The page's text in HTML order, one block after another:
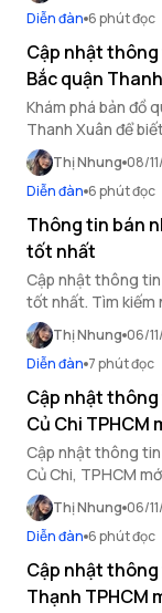
Diễn đàn 6 phút đọc
Cập nhật
Bắc quận
Khám phá bản đồ
Thanh Xuân để
và tiện ích trong
Thị Nhung 08/
Diễn đàn 6 phút đọc
Thông tin bán
tốt nhất
Cập nhật thông tin
tốt nhất. Tìm kiếm
TPHCM. Xem
Thị Nhung 06/
Diễn đàn 7 phút đọc
Cập nhật thông
Củ Chi TPHCM
Cập nhật thông tin
Củ Chi, TPHCM
Thị Nhung 06/
Diễn đàn 6 phút đọc
Cập nhật
Thạnh TPHCM